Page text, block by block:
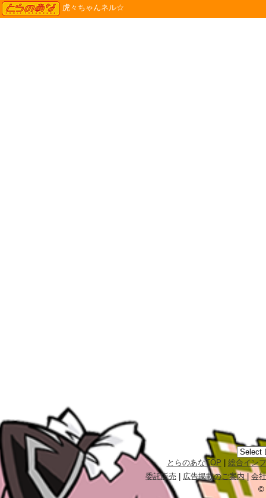
TORANOANA
虎々ちゃんネル☆
とらのあなTOP
総合イン
委託販売
広告掲載のご案内|会
©